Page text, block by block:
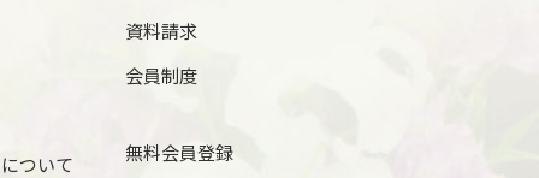
ついて
資料請求
会員制度
無料会員登録